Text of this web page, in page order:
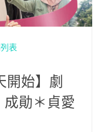
表
開始】劇
勛＊貞愛